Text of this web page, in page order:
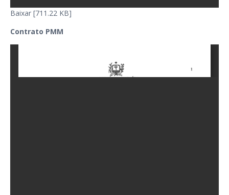
Baixar [711.22 KB]
Contrato PMM